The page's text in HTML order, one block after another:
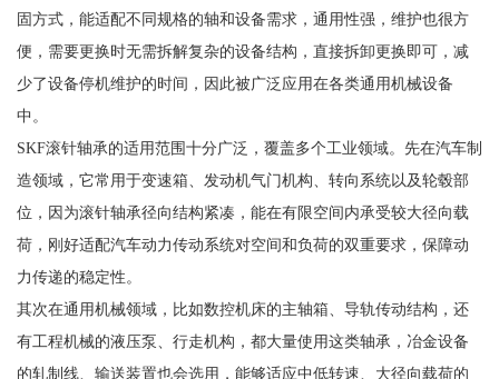
固方式，能适配不同规格的轴和设备需求，通用性强，维护也很方
便，需要更换时无需拆解复杂的设备结构，直接拆卸更换即可，减
少了设备停机维护的时间，因此被广泛应用在各类通用机械设备
中。
SKF滚针轴承的适用范围十分广泛，覆盖多个工业领域。先在汽车制
造领域，它常用于变速箱、发动机气门机构、转向系统以及轮毂部
位，因为滚针轴承径向结构紧凑，能在有限空间内承受较大径向载
荷，刚好适配汽车动力传动系统对空间和负荷的双重要求，保障动
力传递的稳定性。
其次在通用机械领域，比如数控机床的主轴箱、导轨传动结构，还
有工程机械的液压泵、行走机构，都大量使用这类轴承，冶金设备
的轧制线、输送装置也会选用，能够适应中低转速、大径向载荷的